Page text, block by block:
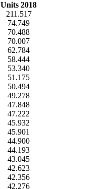
Units 2018
211.517
74.749
70.488
70.007
62.784
58.444
53.340
51.175
50.494
49.278
47.848
47.222
45.932
45.901
44.900
44.193
43.045
42.623
42.356
42.276